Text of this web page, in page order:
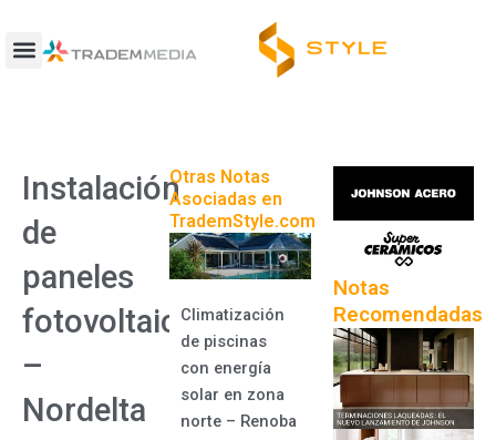
contenido
Instalación
de
paneles
fotovoltaicos
–
Nordelta
Otras Notas
Asociadas en
TrademStyle.com
Climatización
de piscinas
con energía
solar en zona
norte – Renoba
Notas
Recomendadas